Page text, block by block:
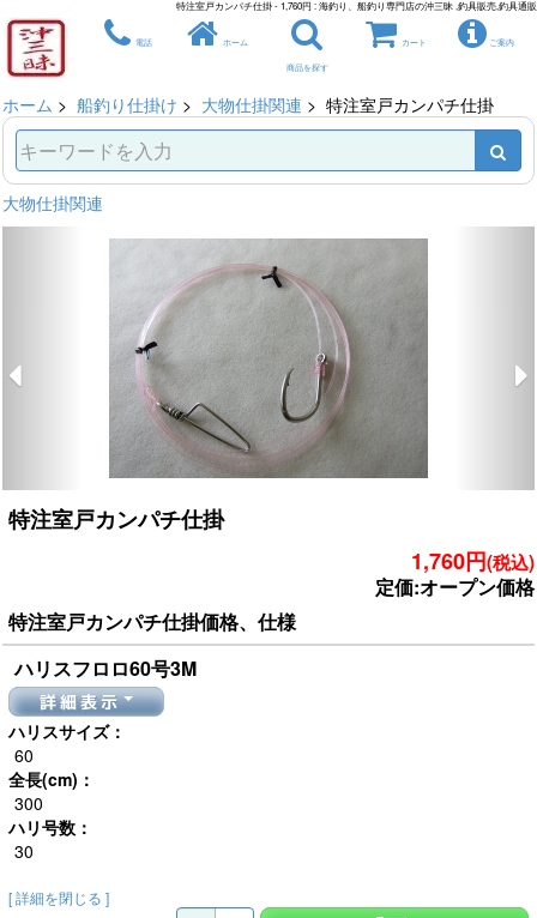
特注室戸カンパチ仕掛 - 1,760円 : 海釣り、船釣り専門店の沖三昧 ,釣具販売,釣具通販
電話 ホーム
商品を探す
カート ご案内
ホーム > 船釣り仕掛け > 大物仕掛関連 > 特注室戸カンパチ仕掛
大物仕掛関連
特注室戸カンパチ仕掛
1,760円(税込)
定価:オープン価格
特注室戸カンパチ仕掛価格、仕様
ハリスフロロ60号3M
詳細表示
ハリスサイズ：
60
全長(cm)：
300
ハリ号数：
30
[ 詳細を閉じる ]